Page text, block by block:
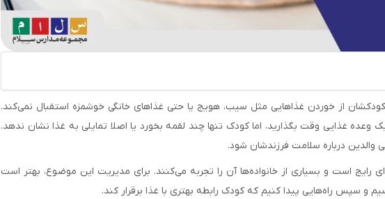
از خوردن غذاهایی مثل سیب، هویج یا حتی غذاهای خانگی خوشمزه استقبال نمی‌کند.
غذایی وقت بگذارید، اما کودک تنها چند لقمه بخورد یا اصلا تمایلی به غذا نشان ندهد.
درباره سلامت فرزندشان شود.
رایج است و بسیاری از خانواده‌ها آن را تجربه می‌کنند. برای مدیریت این موضوع، بهتر است
و سپس راه‌هایی پیدا کنیم که کودک رابطه بهتری با غذا برقرار کند.